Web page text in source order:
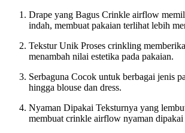
Drape yang Bagus Crinkle airflow
indah, membuat pakaian terlihat lebih
Tekstur Unik Proses crinkling
menambah nilai estetika pada pakaian.
Serbaguna Cocok untuk berbagai jenis
hingga blouse dan dress.
Nyaman Dipakai Teksturnya yang
membuat crinkle airflow nyaman dipakai